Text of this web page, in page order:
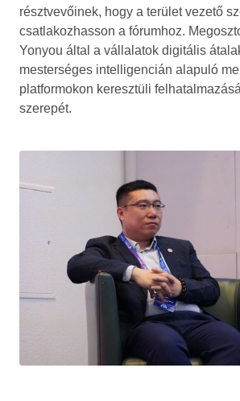
résztvevőinek, hogy a terület vezető
csatlakozhasson a fórumhoz.
Yonyou által a vállalatok digitális
mesterséges intelligencián alapuló
platformokon keresztüli
szerepét.